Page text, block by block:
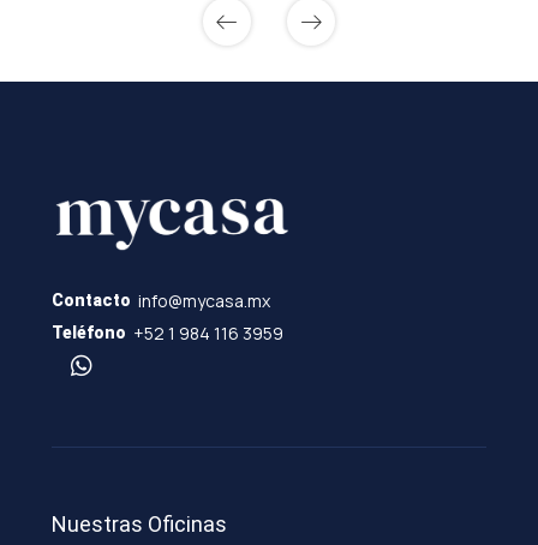
Contacto info@mycasa.mx
Teléfono +52 1 984 116 3959
Nuestras Oficinas